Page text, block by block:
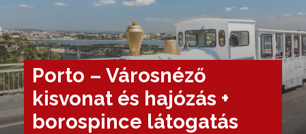
Porto – Városnéző
kisvonat és hajózás +
borospince látogatás